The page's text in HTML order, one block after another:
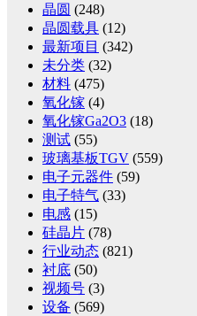
晶圆 (248)
晶圆载具 (12)
最新项目 (342)
未分类 (32)
材料 (475)
氧化镓 (4)
氧化镓Ga2O3 (18)
测试 (55)
玻璃基板TGV (559)
电子元器件 (59)
电子特气 (33)
电感 (15)
硅晶片 (78)
行业动态 (821)
衬底 (50)
视频号 (3)
设备 (569)